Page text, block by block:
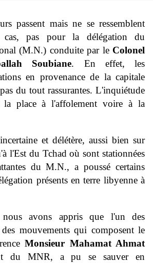
passent mais ne se ressemblent
pas pour la délégation du
(M.N.) conduite par le Colonel
Soubiane. En effet, les
en provenance de la capitale
du tout rassurantes. L'inquiétude
place à l'affolement voire à la
et délétère, aussi bien sur
l'Est du Tchad où sont stationnées
du M.N., a poussé certains
présents en terre libyenne à
avons appris que l'un des
mouvements qui composent le
Monsieur Mahamat Ahmat
du MNR, a pu se sauver en